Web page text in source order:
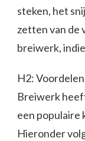
steken, het
zetten van de
breiwerk,
H2:
Breiwerk
een populaire
Hieronder